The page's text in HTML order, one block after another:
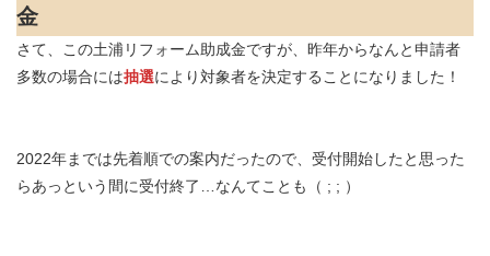
金
さて、この土浦リフォーム助成金ですが、昨年からなんと申請者
多数の場合には抽選により対象者を決定することになりました！
2022年までは先着順での案内だったので、受付開始したと思った
らあっという間に受付終了…なんてことも（ ; ; ）